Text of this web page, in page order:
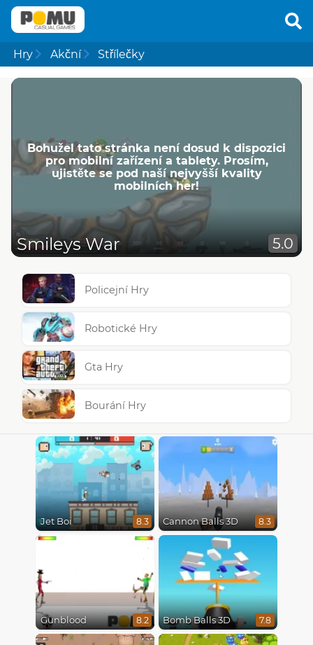
Hry Akční Střílečky
Bohužel tato stránka není dosud k dispozici
pro mobilní zařízení a tablety. Prosím,
ujistěte se pod naší nejvyšší kvality
mobilních her!
Smileys War 5.0
Policejní Hry
Robotické Hry
Gta Hry
Bourání Hry
Jet Boi 8.3 Cannon Balls 3D 8.3
Gunblood 8.2 Bomb Balls 3D 7.8